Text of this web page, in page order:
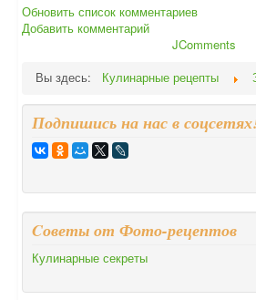
Обновить список комментариев
Добавить комментарий
JComments
Вы здесь:
Кулинарные рецепты
Подпишись на нас в
Cоветы от Фото-рецептов
Кулинарные секреты